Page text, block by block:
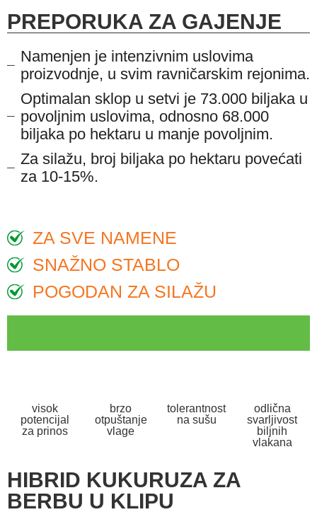
PREPORUKA ZA GAJENJE
Namenjen je intenzivnim uslovima
proizvodnje, u svim ravničarskim rejonima.
Optimalan sklop u setvi je 73.000 bilјaka u
povolјnim uslovima, odnosno 68.000
bilјaka po hektaru u manje povolјnim.
Za silažu, broj biljaka po hektaru povećati
za 10-15%.
ZA SVE NAMENE
SNAŽNO STABLO
POGODAN ZA SILAŽU
visok
potencijal
za prinos
brzo
otpuštanje
vlage
tolerantnost
na sušu
odlična
svarljivost
biljnih
vlakana
HIBRID KUKURUZA ZA
BERBU U KLIPU